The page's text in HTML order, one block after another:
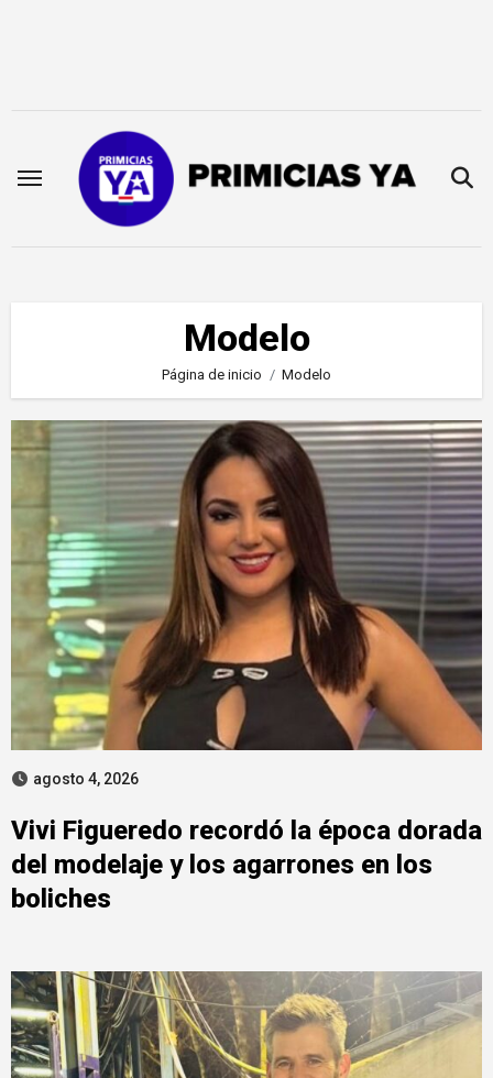
Modelo
Página de inicio Modelo
agosto 4, 2026
Vivi Figueredo recordó la época dorada
del modelaje y los agarrones en los
boliches